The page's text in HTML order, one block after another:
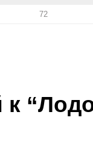
72
к